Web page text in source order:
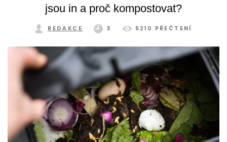
jsou in a proč kompostovat?
REDAKCE 3 5210 PŘEČTENÍ